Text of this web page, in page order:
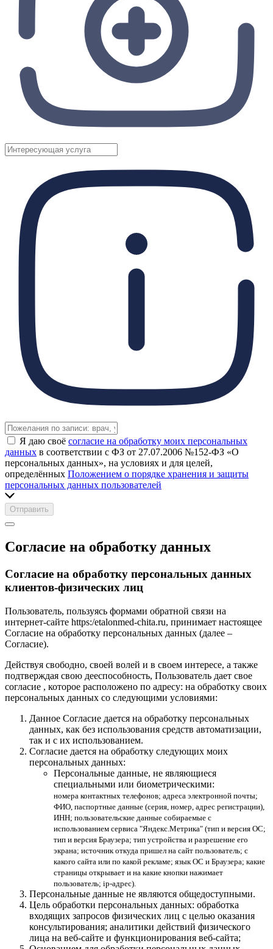
Я даю своё согласие на обработку моих персональных
данных в соответствии с ФЗ от 27.07.2006 №152-ФЗ «О
персональных данных», на условиях и для целей,
определённых Положением о порядке хранения и защиты
персональных данных пользователей
Отправить
Согласие на обработку данных
Согласие на обработку персональных данных
клиентов-физических лиц
Пользователь, пользуясь формами обратной связи на
интернет-сайте https:/etalonmed-chita.ru, принимает настоящее
Согласие на обработку персональных данных (далее –
Согласие).
Действуя свободно, своей волей и в своем интересе, а также
подтверждая свою дееспособность, Пользователь дает свое
согласие , которое расположено по адресу: на обработку своих
персональных данных со следующими условиями:
Данное Согласие дается на обработку персональных
данных, как без использования средств автоматизации,
так и с их использованием.
Согласие дается на обработку следующих моих
персональных данных:
Персональные данные, не являющиеся
специальными или биометрическими:
номера контактных телефонов; адреса электронной почты;
ФИО, паспортные данные (серия, номер, адрес регистрации),
ИНН; пользовательские данные собираемые с
использованием сервиса "Яндекс.Метрика" (тип и версия ОС;
тип и версия Браузера; тип устройства и разрешение его
экрана; источник откуда пришел на сайт пользователь; с
какого сайта или по какой рекламе; язык ОС и Браузера; какие
страницы открывает и на какие кнопки нажимает
пользователь; ip-адрес).
Персональные данные не являются общедоступными.
Цель обработки персональных данных: обработка
входящих запросов физических лиц с целью оказания
консультирования; аналитики действий физического
лица на веб-сайте и функционирования веб-сайта;